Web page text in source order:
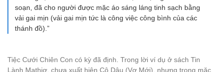
soạn, đã cho người được mặc áo sáng láng tinh sạch bằng
vải gai mịn (vải gai mịn tức là công việc công bình của các
thánh đồ).”
Tiệc Cưới Chiên Con có kỳ đã định. Trong lời ví dụ ở sách Tin
Lành Mathiơ, chưa xuất hiện Cô Dâu (Vợ Mới), nhưng trong mặc